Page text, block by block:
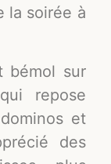
la soirée à
bémol sur
repose
et
des